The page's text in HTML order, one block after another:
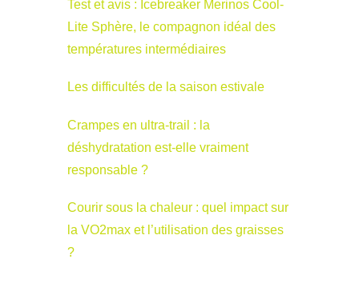
Test et avis : Icebreaker Merinos Cool-
Lite Sphère, le compagnon idéal des
températures intermédiaires
Les difficultés de la saison estivale
Crampes en ultra-trail : la
déshydratation est-elle vraiment
responsable ?
Courir sous la chaleur : quel impact sur
la VO2max et l’utilisation des graisses
?